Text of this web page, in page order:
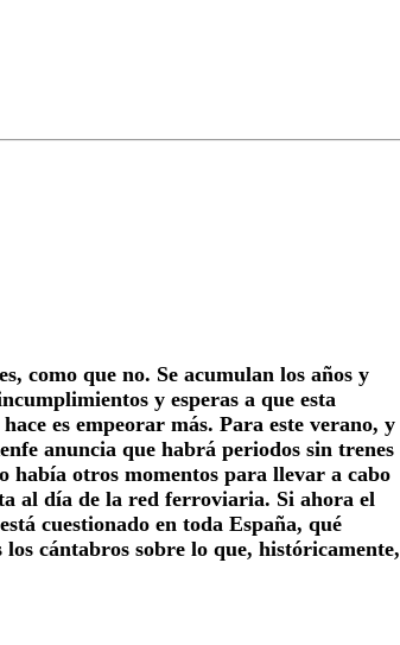
como que no. Se acumulan los años y
y esperas a que esta
es empeorar más. Para este verano, y
anuncia que habrá periodos sin trenes
había otros momentos para llevar a cabo
al día de la red ferroviaria. Si ahora el
cuestionado en toda España, qué
cántabros sobre lo que, históricamente,